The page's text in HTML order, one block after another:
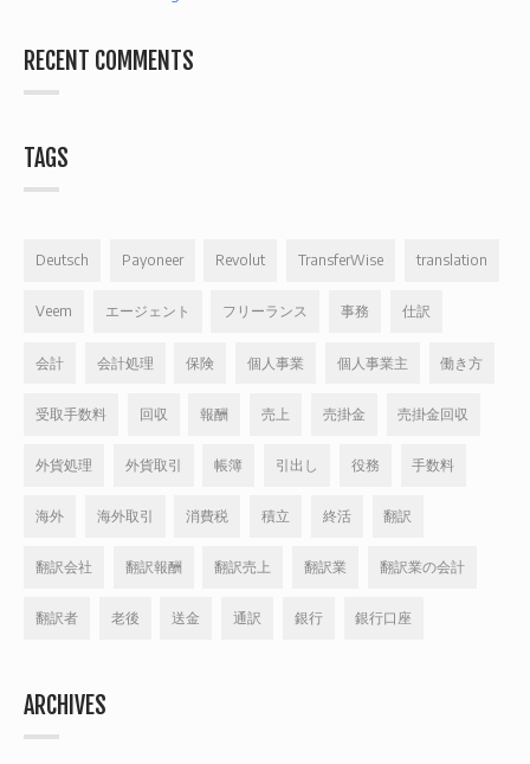
RECENT COMMENTS
TAGS
Deutsch Payoneer Revolut TransferWise translation
Veem エージェント フリーランス 事務 仕訳
会計 会計処理 保険 個人事業 個人事業主 働き方
受取手数料 回収 報酬 売上 売掛金 売掛金回収
外貨処理 外貨取引 帳簿 引出し 役務 手数料
海外 海外取引 消費税 積立 終活 翻訳
翻訳会社 翻訳報酬 翻訳売上 翻訳業 翻訳業の会計
翻訳者 老後 送金 通訳 銀行 銀行口座
ARCHIVES